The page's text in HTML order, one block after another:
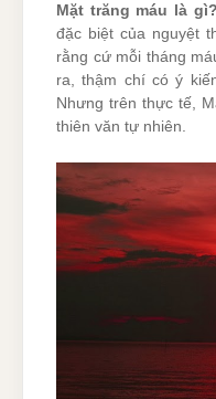
Mặt trăng máu là gì?
đặc biệt của nguyệt
rằng cứ mỗi tháng
ra, thậm chí có ý
Nhưng trên thực tế,
thiên văn tự nhiên.